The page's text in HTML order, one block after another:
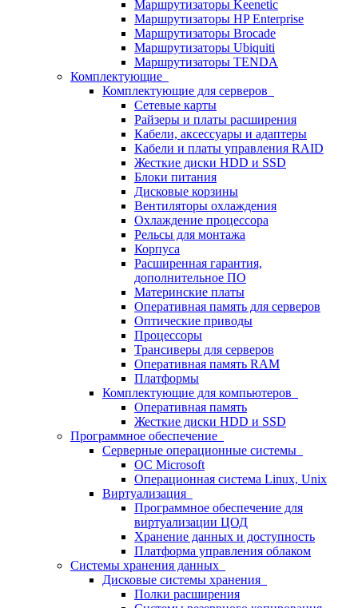
Маршрутизаторы Keenetic
Маршрутизаторы HP Enterprise
Маршрутизаторы Brocade
Маршрутизаторы Ubiquiti
Маршрутизаторы TENDA
Комплектующие
Комплектующие для серверов
Сетевые карты
Райзеры и платы расширения
Кабели, аксессуары и адаптеры
Кабели и платы управления RAID
Жесткие диски HDD и SSD
Блоки питания
Дисковые корзины
Вентиляторы охлаждения
Охлаждение процессора
Рельсы для монтажа
Корпуса
Расширенная гарантия,
дополнительное ПО
Материнские платы
Оперативная память для серверов
Оптические приводы
Процессоры
Трансиверы для серверов
Оперативная память RAM
Платформы
Комплектующие для компьютеров
Оперативная память
Жесткие диски HDD и SSD
Программное обеспечение
Серверные операционные системы
ОС Microsoft
Операционная система Linux, Unix
Виртуализация
Программное обеспечение для
виртуализации ЦОД
Хранение данных и доступность
Платформа управления облаком
Системы хранения данных
Дисковые системы хранения
Полки расширения